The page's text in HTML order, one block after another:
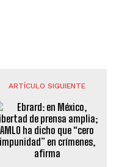
ARTÍCULO SIGUIENTE